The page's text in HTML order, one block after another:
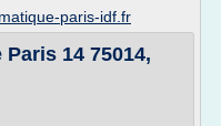
paris-idf.fr
14 75014,